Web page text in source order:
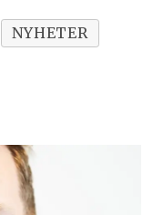
NYHETER